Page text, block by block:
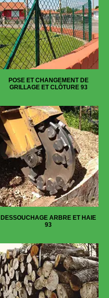
POSE ET CHANGEMENT DE
GRILLAGE ET CLÔTURE 93
DESSOUCHAGE ARBRE ET HAIE
93